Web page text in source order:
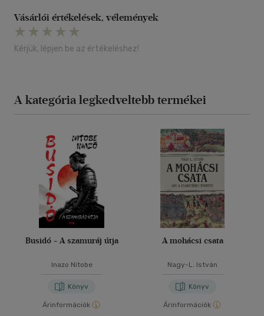
Vásárlói értékelések, vélemények
Kérjük, lépjen be az értékeléshez!
A kategória legkedveltebb termékei
Busidó - A szamuráj útja
Inazo Nitobe
Könyv
Árinformációk
A mohácsi csata
Nagy-L. István
Könyv
Árinformációk